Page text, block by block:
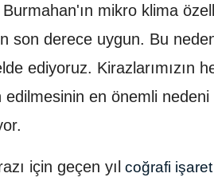
mikro klima
son derece uygun. Bu
ediyoruz. Kirazlarımızın
en önemli nedeni
için geçen yıl coğrafi işaret